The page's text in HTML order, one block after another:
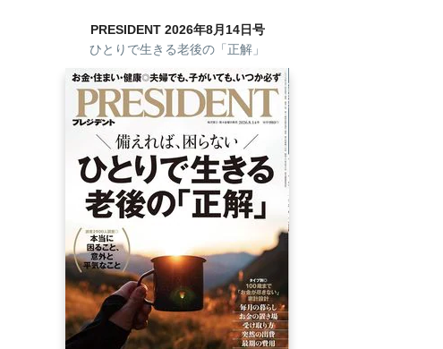
PRESIDENT 2026年8月14日号
ひとりで生きる老後の「正解」